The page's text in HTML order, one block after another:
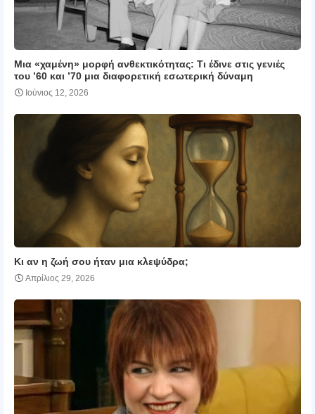
Μια «χαμένη» μορφή ανθεκτικότητας: Τι έδινε στις γενιές
του ’60 και ’70 μια διαφορετική εσωτερική δύναμη
Ιούνιος 12, 2026
Κι αν η ζωή σου ήταν μια κλεψύδρα;
Απρίλιος 29, 2026